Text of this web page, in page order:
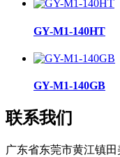
GY-M1-140HT
GY-M1-140GB
联系我们
广东省东莞市黄江镇